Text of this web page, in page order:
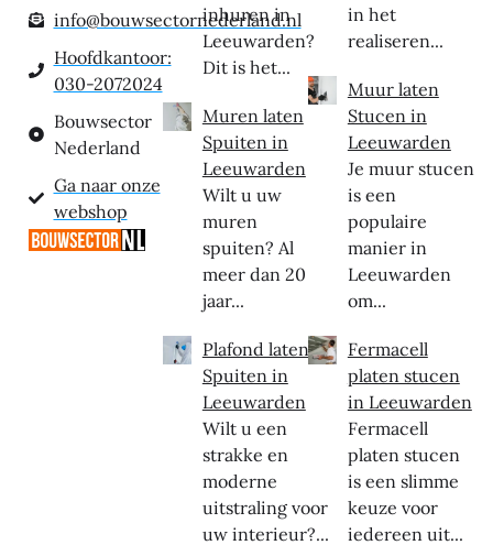
info@bouwsectornederland.nl
Hoofdkantoor:
030-2072024
Bouwsector
Nederland
Ga naar onze
webshop
inhuren in
Leeuwarden?
Dit is het...
Muren laten
Spuiten in
Leeuwarden
Wilt u uw
muren
spuiten? Al
meer dan 20
jaar...
Plafond laten
Spuiten in
Leeuwarden
Wilt u een
strakke en
moderne
uitstraling voor
uw interieur?...
in het
realiseren...
Muur laten
Stucen in
Leeuwarden
Je muur stucen
is een
populaire
manier in
Leeuwarden
om...
Fermacell
platen stucen
in Leeuwarden
Fermacell
platen stucen
is een slimme
keuze voor
iedereen uit...